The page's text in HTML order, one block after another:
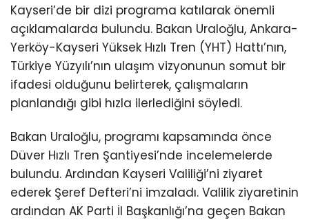
Kayseri’de bir dizi programa katılarak önemli
açıklamalarda bulundu. Bakan Uraloğlu, Ankara-
Yerköy-Kayseri Yüksek Hızlı Tren (YHT) Hattı’nın,
Türkiye Yüzyılı’nın ulaşım vizyonunun somut bir
ifadesi olduğunu belirterek, çalışmaların
planlandığı gibi hızla ilerlediğini söyledi.
Bakan Uraloğlu, programı kapsamında önce
Düver Hızlı Tren Şantiyesi’nde incelemelerde
bulundu. Ardından Kayseri Valiliği’ni ziyaret
ederek Şeref Defteri’ni imzaladı. Valilik ziyaretinin
ardından AK Parti İl Başkanlığı’na geçen Bakan